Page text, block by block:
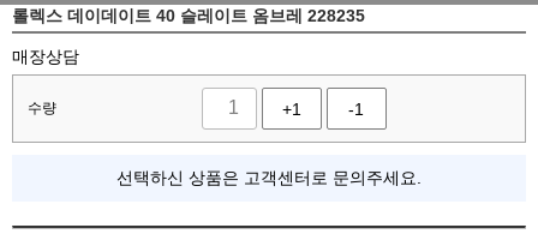
롤렉스 데이데이트 40 슬레이트 옴브레 228235
매장상담
수량 +1 -1
선택하신 상품은 고객센터로 문의주세요.